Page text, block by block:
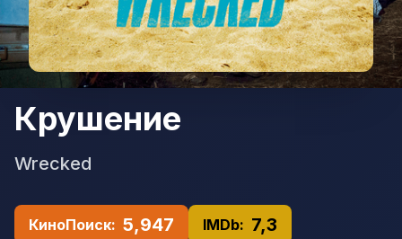
Крушение
Wrecked
КиноПоиск: 5,947 IMDb: 7,3